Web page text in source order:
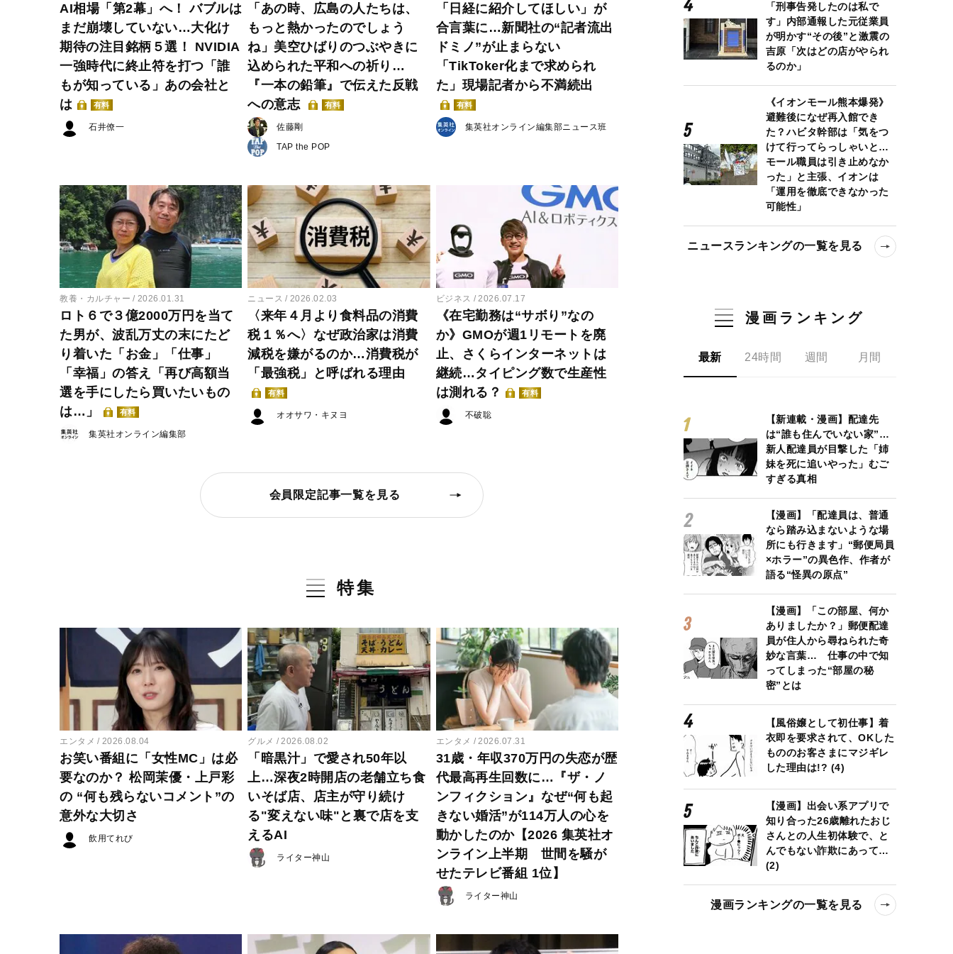
AI相場「第2幕」へ！ バブルは
まだ崩壊していない…大化け
期待の注目銘柄５選！ NVIDIA
一強時代に終止符を打つ「誰
もが知っている」あの会社と
は
有料
石井僚一
「あの時、広島の人たちは、
もっと熱かったのでしょう
ね」美空ひばりのつぶやきに
込められた平和への祈り…
『一本の鉛筆』で伝えた反戦
への意志
有料
佐藤剛
TAP the POP
「日経に紹介してほしい」が
合言葉に…新聞社の“記者流出
ドミノ”が止まらない
「TikToker化まで求められ
た」現場記者から不満続出
有料
集英社オンライン編集部ニュース班
教養・カルチャー 2026.01.31
ロト６で３億2000万円を当て
た男が、波乱万丈の末にたど
り着いた「お金」「仕事」
「幸福」の答え「再び高額当
選を手にしたら買いたいもの
は…」
有料
集英社オンライン編集部
ニュース 2026.02.03
〈来年４月より食料品の消費
税１％へ〉なぜ政治家は消費
減税を嫌がるのか…消費税が
「最強税」と呼ばれる理由
有料
オオサワ・キヌヨ
ビジネス 2026.07.17
《在宅勤務は“サボり”なの
か》GMOが週1リモートを廃
止、さくらインターネットは
継続…タイピング数で生産性
は測れる？
有料
不破聡
会員限定記事一覧を見る
特集
エンタメ 2026.08.04
お笑い番組に「女性MC」は必
要なのか？ 松岡茉優・上戸彩
の “何も残らないコメント”の
意外な大切さ
飲用てれび
グルメ 2026.08.02
「暗黒汁」で愛され50年以
上…深夜2時開店の老舗立ち食
いそば店、店主が守り続け
る"変えない味"と裏で店を支
えるAI
ライター神山
エンタメ 2026.07.31
31歳・年収370万円の失恋が歴
代最高再生回数に…『ザ・ノ
ンフィクション』なぜ“何も起
きない婚活”が114万人の心を
動かしたのか【2026 集英社オ
ンライン上半期 世間を騒が
せたテレビ番組 1位】
ライター神山
「刑事告発したのは私で
す」内部通報した元従業員
が明かす“その後”と激震の
吉原「次はどの店がやられ
るのか」
《イオンモール熊本爆発》
避難後になぜ再入館でき
た？ハビタ幹部は「気をつ
けて行ってらっしゃいと…
モール職員は引き止めなか
った」と主張、イオンは
「運用を徹底できなかった
可能性」
ニュースランキングの一覧を見る
漫画ランキング
最新 24時間 週間 月間
【新連載・漫画】配達先
は“誰も住んでいない家”…
新人配達員が目撃した「姉
妹を死に追いやった」むご
すぎる真相
【漫画】「配達員は、普通
なら踏み込まないような場
所にも行きます」“郵便局員
×ホラー”の異色作、作者が
語る“怪異の原点”
【漫画】「この部屋、何か
ありましたか？」郵便配達
員が住人から尋ねられた奇
妙な言葉… 仕事の中で知
ってしまった“部屋の秘
密”とは
【風俗嬢として初仕事】着
衣即を要求されて、OKした
もののお客さまにマジギレ
した理由は!? (4)
【漫画】出会い系アプリで
知り合った26歳離れたおじ
さんとの人生初体験で、と
んでもない詐欺にあって…
(2)
漫画ランキングの一覧を見る